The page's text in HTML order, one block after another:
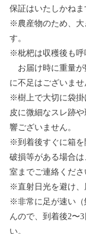
保証はいたしかねま
※農産物のため、大
す。
※枇杷は収穫後も呼
お届け時に重量が
に不足はございませ
※樹上で大切に袋掛
皮に微細なスレ跡
響ございません。
※到着後すぐに箱を
破損等がある場合
室までご連絡くださ
※直射日光を避け、
※非常に足が速い（
んので、到着後2〜
い。